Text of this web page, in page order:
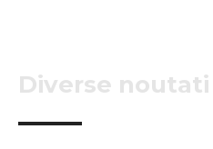
Diverse noutati